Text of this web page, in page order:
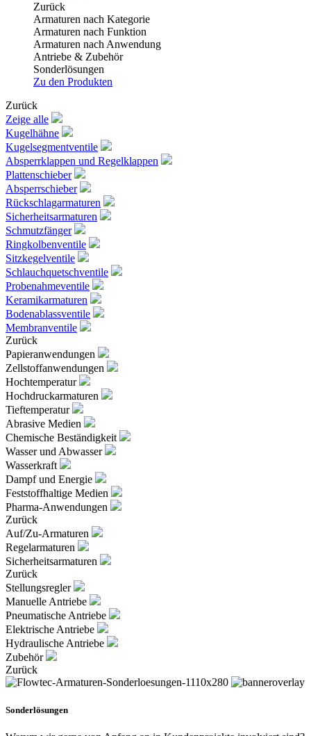
Zurück
Armaturen nach Kategorie
Armaturen nach Funktion
Armaturen nach Anwendung
Antriebe & Zubehör
Sonderlösungen
Zu den Produkten
Zurück
Zeige alle
Kugelhähne
Kugelsegmentventile
Absperrklappen und Regelklappen
Plattenschieber
Absperrschieber
Rückschlagarmaturen
Sicherheitsarmaturen
Schmutzfänger
Ringkolbenventile
Sitzkegelventile
Schlauchquetschventile
Probenahmeventile
Keramikarmaturen
Bodenablassventile
Membranventile
Zurück
Papieranwendungen
Zellstoffanwendungen
Hochtemperatur
Hochdruckarmaturen
Tieftemperatur
Abrasive Medien
Chemische Beständigkeit
Wasser und Abwasser
Wasserkraft
Dampf und Energie
Feststoffhaltige Medien
Pharma-Anwendungen
Zurück
Auf/Zu-Armaturen
Regelarmaturen
Sicherheitsarmaturen
Zurück
Stellungsregler
Manuelle Antriebe
Pneumatische Antriebe
Elektrische Antriebe
Hydraulische Antriebe
Zubehör
Zurück
Sonderlösungen